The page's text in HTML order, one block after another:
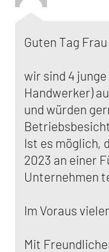
Guten Tag
wir sind 4
Handwerker)
und würden
Ist es möglich,
2023 an einer
Unternehmen
Im Voraus
Mit